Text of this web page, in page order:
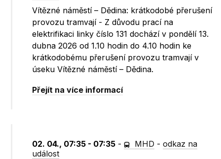
Vítězné náměstí – Dědina: krátkodobé přerušení
provozu tramvají - Z důvodu prací na
elektrifikaci linky číslo 131 dochází v pondělí 13.
dubna 2026 od 1.10 hodin do 4.10 hodin ke
krátkodobému přerušení provozu tramvají v
úseku Vítězné náměstí – Dědina.
Přejít na více informací
02. 04., 07:35 - 07:35 - MHD -odkaz na
událost